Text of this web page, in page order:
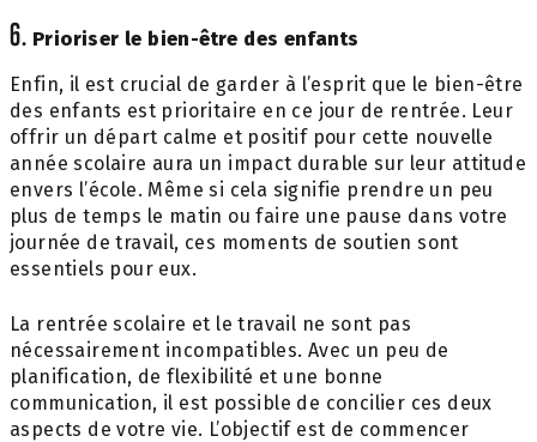
6. Prioriser le bien-être des enfants
Enfin, il est crucial de garder à l’esprit que le bien-être
des enfants est prioritaire en ce jour de rentrée. Leur
offrir un départ calme et positif pour cette nouvelle
année scolaire aura un impact durable sur leur attitude
envers l’école. Même si cela signifie prendre un peu
plus de temps le matin ou faire une pause dans votre
journée de travail, ces moments de soutien sont
essentiels pour eux.
La rentrée scolaire et le travail ne sont pas
nécessairement incompatibles. Avec un peu de
planification, de flexibilité et une bonne
communication, il est possible de concilier ces deux
aspects de votre vie. L’objectif est de commencer